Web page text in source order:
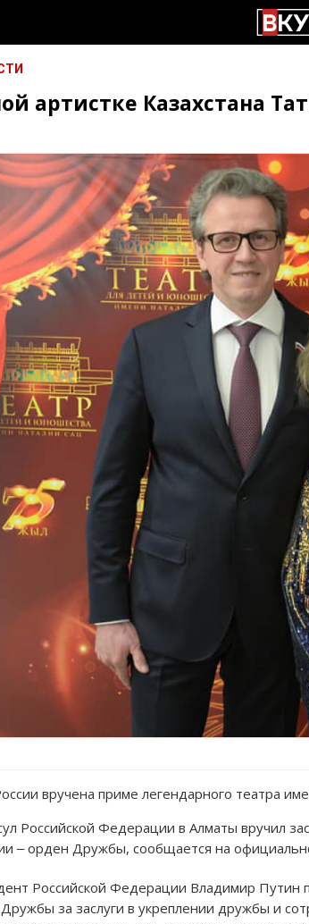
артистке Казахстана
вручена приме легендарного театра
Российской Федерации в Алматы вручил
‒ орден Дружбы, сообщается на
Российской Федерации Владимир Путин
за заслуги в укреплении дружбы и